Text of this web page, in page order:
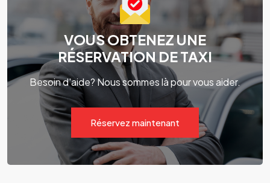
VOUS OBTENEZ UNE
RÉSERVATION DE TAXI
Besoin d'aide? Nous sommes là pour vous aider.
Réservez maintenant